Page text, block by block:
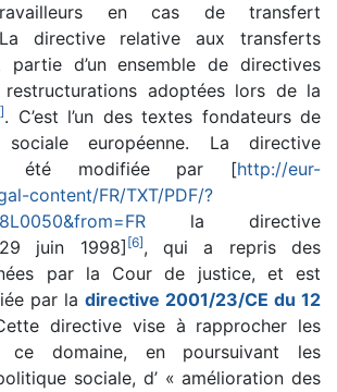
en cas de transfert
directive relative aux transferts
partie d’un ensemble de directives
adoptées lors de la
]. C’est l’un des textes fondateurs de
sociale européenne. La directive
a été modifiée par [http://eur-
content/FR/TXT/PDF/?
la directive
juin 1998] [6], qui a repris des
par la Cour de justice, et est
par la directive 2001/23/CE du 12
directive vise à rapprocher les
ce domaine, en poursuivant les
sociale, d’ « amélioration des